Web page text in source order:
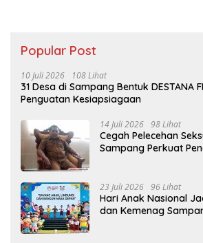
Popular Post
10 Juli 2026 108 Lihat
31 Desa di Sampang Bentuk DESTANA
Penguatan Kesiapsiagaan
14 Juli 2026 98 Lihat
Cegah Pelecehan
Sampang Perkuat
23 Juli 2026 96 Lihat
Hari Anak Nasional
dan Kemenag